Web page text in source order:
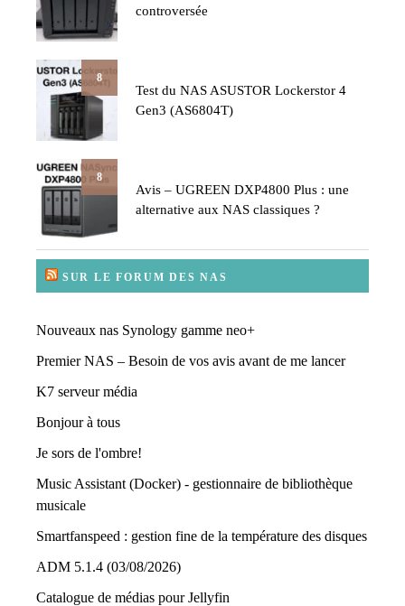
controversée
8
Test du NAS ASUSTOR Lockerstor 4
Gen3 (AS6804T)
8
Avis – UGREEN DXP4800 Plus : une
alternative aux NAS classiques ?
SUR LE FORUM DES NAS
Nouveaux nas Synology gamme neo+
Premier NAS – Besoin de vos avis avant de me lancer
K7 serveur média
Bonjour à tous
Je sors de l'ombre!
Music Assistant (Docker) - gestionnaire de bibliothèque
musicale
Smartfanspeed : gestion fine de la température des disques
ADM 5.1.4 (03/08/2026)
Catalogue de médias pour Jellyfin